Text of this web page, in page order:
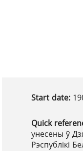
Start date:
Quick
унесены ў
Рэспублікі